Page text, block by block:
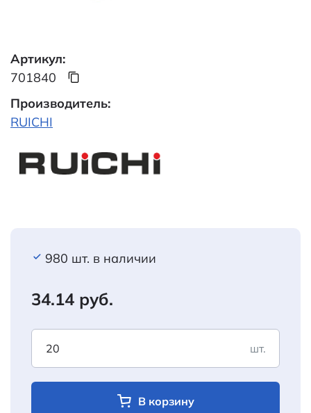
Артикул:
701840
Производитель:
RUICHI
980 шт. в наличии
34.14 руб.
шт.
В корзину